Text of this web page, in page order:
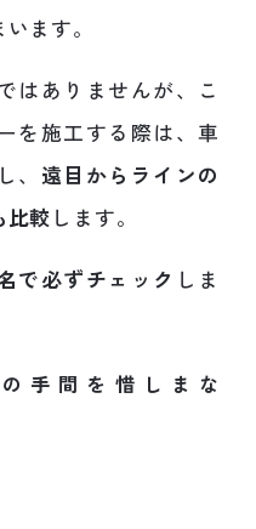
ます。
はありませんが、こ
を施工する際は、車
遠目からラインの
比較 します。
で必ずチェック しま
手間を惜しまな